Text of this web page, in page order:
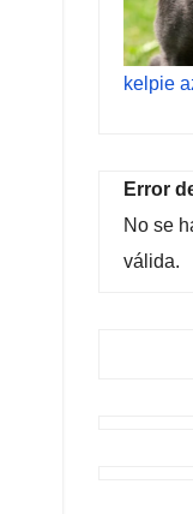
kelpie
Error
No se
válida.